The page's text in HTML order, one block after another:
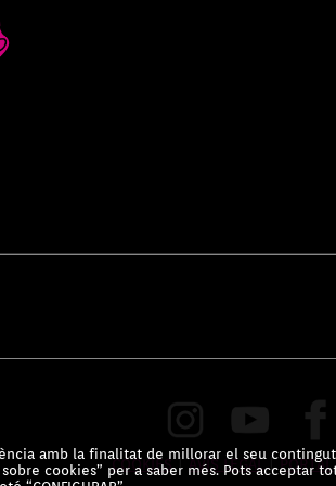
COOKIES|AVÍS LEGAL|PORTAL
amb la finalitat de millorar el seu
cookies” per a saber més. Pots acceptar